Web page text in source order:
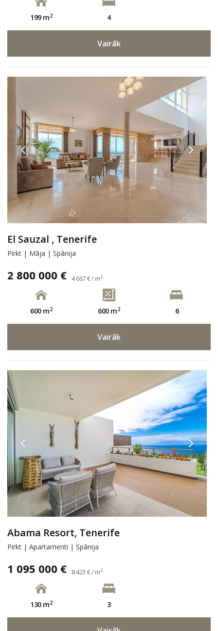
199 m2 4
Vairāk
El Sauzal , Tenerife
Pirkt | Māja | Spānija
2 800 000 € 4 667 € / m2
600 m2 600 m2 6
Vairāk
Abama Resort, Tenerife
Pirkt | Apartamenti | Spānija
1 095 000 € 8 423 € / m2
130 m2 3